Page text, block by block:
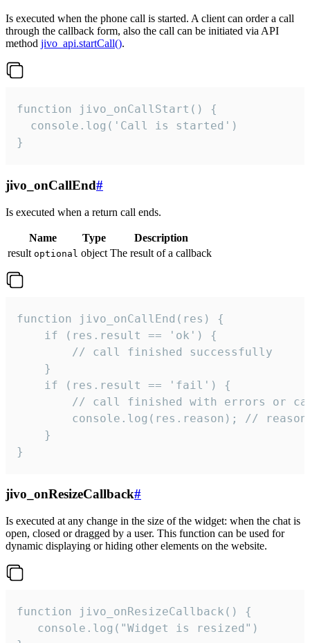
Is executed when the phone call is started. A client can order a call
through the callback form, also the call can be initiated via API
method jivo_api.startCall().
function jivo_onCallStart() {
  console.log('Call is started')
}
jivo_onCallEnd#
Is executed when a return call ends.
Name Type
Description
result optional object The result of a callback
function jivo_onCallEnd(res) {
    if (res.result == 'ok') {
        // call finished successfully
    }
    if (res.result == 'fail') {
// call finished with errors or
console.log(res.reason); //
    }
}
jivo_onResizeCallback#
Is executed at any change in the size of the widget: when the chat is
open, closed or dragged by a user. This function can be used for
dynamic displaying or hiding other elements on the website.
function jivo_onResizeCallback() {
   console.log("Widget is resized")